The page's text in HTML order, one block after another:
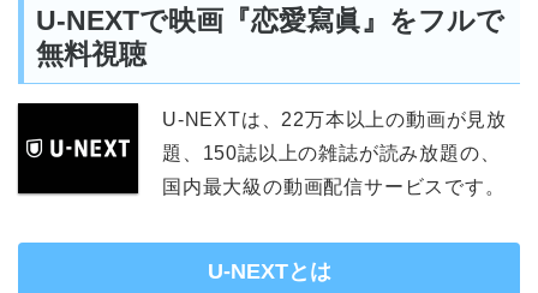
U-NEXTで映画『恋愛寫眞』をフルで
無料視聴
U-NEXTは、22万本以上の動画が見放
題、150誌以上の雑誌が読み放題の、
国内最大級の動画配信サービスです。
U-NEXTとは